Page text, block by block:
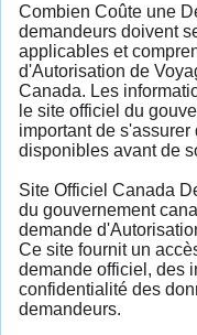
Combien Coûte une
demandeurs doivent
applicables et
d'Autorisation de
Canada. Les
le site officiel du
important de
disponibles avant de
Site Officiel Canada
du gouvernement
demande
Ce site fournit un
demande officiel, des
confidentialité des
demandeurs.